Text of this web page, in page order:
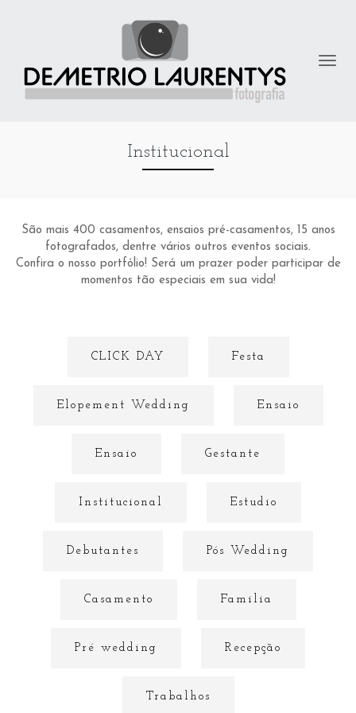
Institucional
São mais 400 casamentos, ensaios pré-casamentos, 15 anos
fotografados, dentre vários outros eventos sociais.
Confira o nosso portfólio! Será um prazer poder participar de
momentos tão especiais em sua vida!
CLICK DAY Festa
Elopement Wedding Ensaio
Ensaio Gestante
Institucional Estudio
Debutantes Pós Wedding
Casamento Familia
Pré wedding Recepção
Trabalhos